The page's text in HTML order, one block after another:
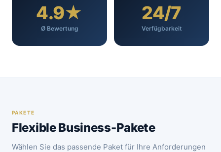
4.9★
Ø Bewertung
24/7
Verfügbarkeit
PAKETE
Flexible Business-Pakete
Wählen Sie das passende Paket für Ihre Anforderungen